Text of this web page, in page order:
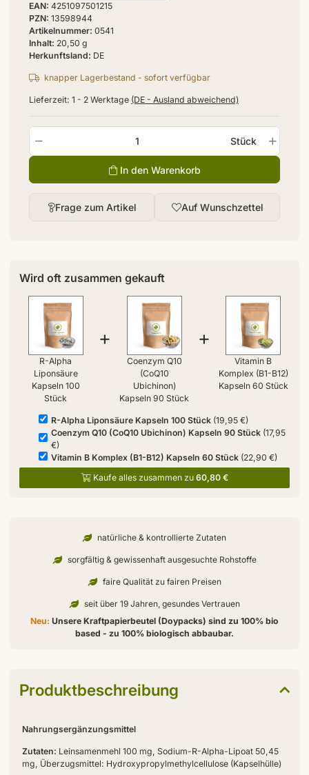
Inhalt 20,50 g
Artikelnummer 0541
PZN 13598944
EAN 4251097501215
Herkunftsland DE
Frage zum Artikel Auf Wunschzettel
Stück
In den Warenkorb
knapper Lagerbestand - sofort verfügbar
Lieferzeit: 1 - 2 Werktage (DE - Ausland abweichend)
Wird oft zusammen gekauft
R-Alpha
Liponsäure
Kapseln 100
Stück
+
Coenzym Q10
(CoQ10
Ubichinon)
Kapseln 90 Stück
+
Vitamin B
Komplex (B1-B12)
Kapseln 60 Stück
R-Alpha Liponsäure Kapseln 100 Stück(19,95 €)
Coenzym Q10 (CoQ10 Ubichinon) Kapseln 90 Stück(17,95
€)
Vitamin B Komplex (B1-B12) Kapseln 60 Stück(22,90 €)
Kaufe alles zusammen zu 60,80 €
natürliche & kontrollierte Zutaten
sorgfältig & gewissenhaft ausgesuchte Rohstoffe
faire Qualität zu fairen Preisen
seit über 19 Jahren, gesundes Vertrauen
Neu: Unsere Kraftpapierbeutel (Doypacks) sind zu 100% bio
based - zu 100% biologisch abbaubar.
Produktbeschreibung
Nahrungsergänzungsmittel
Zutaten: Leinsamenmehl 100 mg, Sodium-R-Alpha-Lipoat 50,45
mg, Überzugsmittel: Hydroxypropylmethylcellulose (Kapselhülle)